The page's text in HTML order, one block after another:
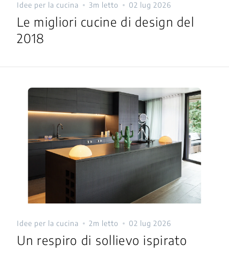
Idee per la cucina 3m letto 02 lug 2026
Le migliori cucine di design del
2018
Idee per la cucina 2m letto 02 lug 2026
Un respiro di sollievo ispirato